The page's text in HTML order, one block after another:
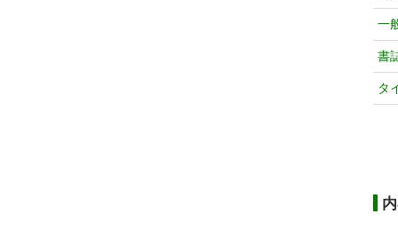
一
書
タ